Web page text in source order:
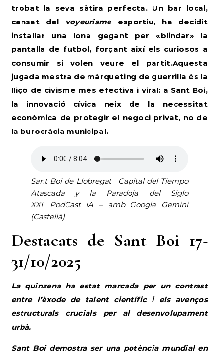
trobat la seva sàtira perfecta. Un bar local,
cansat del
voyeurismeesportiu, ha decidit
instal·lar una lona gegant per «blindar» la
pantalla de futbol, forçant així els curiosos a
consumir si volen veure el partit.Aquesta
jugada mestra de màrqueting de guerrilla és la
lliçó de civisme més efectiva i viral: a Sant Boi,
la innovació cívica neix de la necessitat
econòmica de protegir el negoci privat, no de
la burocràcia municipal.
Sant Boi de Llobregat_ Capital del Tiempo
Atascada y la Paradoja del Siglo
XXI. PodCast IA – amb Google Gemini
(Castellà)
Destacats de Sant Boi 17-
31/10/2025
La quinzena ha estat marcada per un contrast
entre l’èxode de talent científic i els avenços
estructurals crucials per al desenvolupament
urbà.
Sant Boi demostra ser una potència mundial en